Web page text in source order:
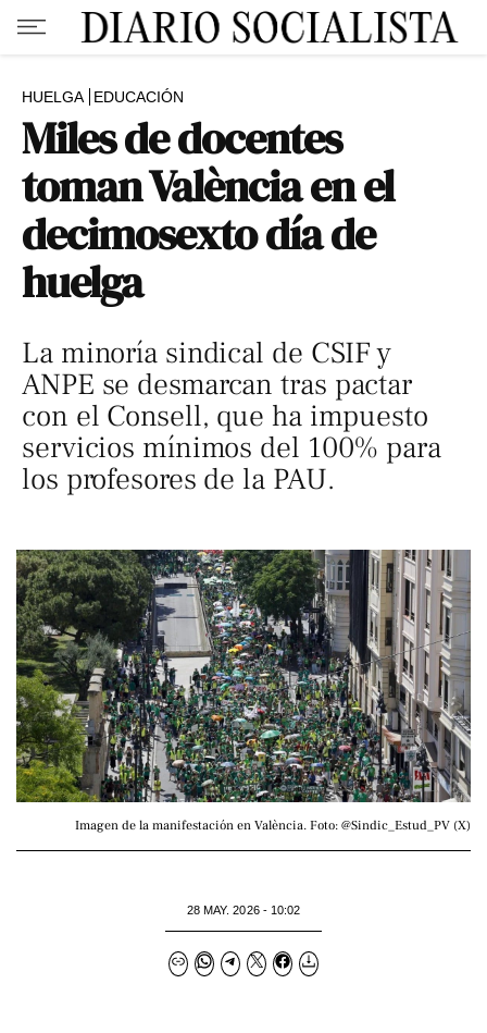
HUELGA EDUCACIÓN
Miles de docentes
toman València en el
decimosexto día de
huelga
La minoría sindical de CSIF y
ANPE se desmarcan tras pactar
con el Consell, que ha impuesto
servicios mínimos del 100% para
los profesores de la PAU.
Imagen de la manifestación en València. Foto: @Sindic_Estud_PV (X)
28 MAY. 2026 - 10:02